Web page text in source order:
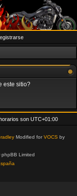
este sitio?
son UTC+01:00
Modified forVOCSby
Limited